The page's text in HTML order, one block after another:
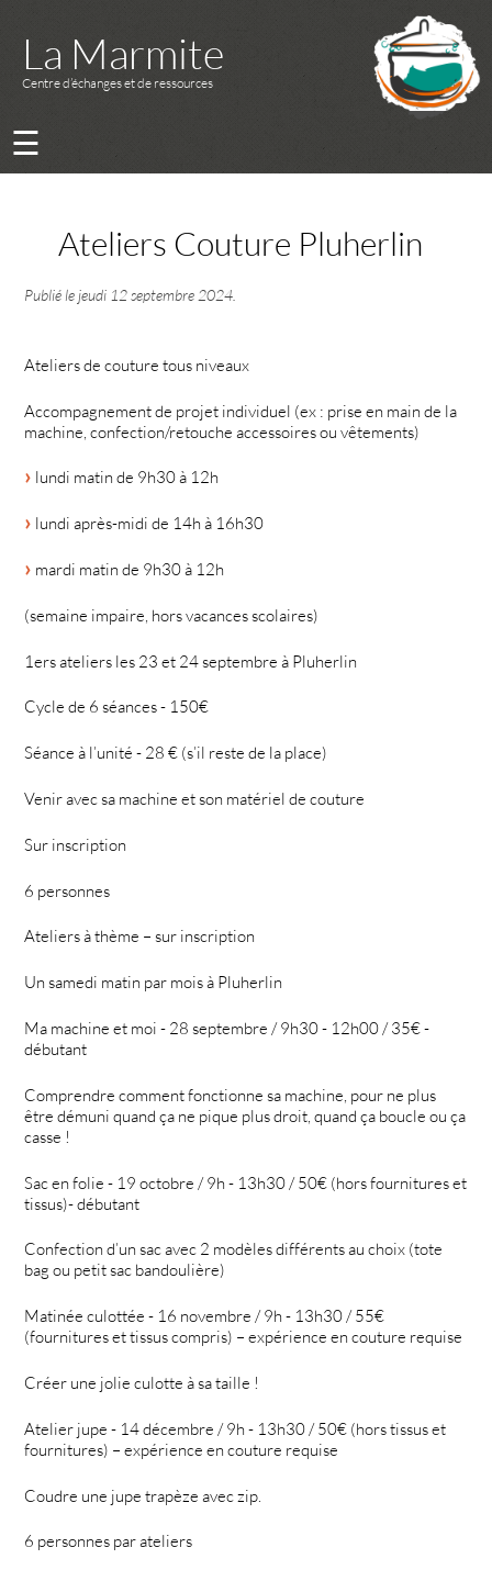
La Marmite
Centre d’échanges et de ressources
☰
Ateliers Couture Pluherlin
Publié le jeudi 12 septembre 2024
Ateliers de couture tous niveaux
Accompagnement de projet individuel (ex : prise en main de la
machine, confection/retouche accessoires ou vêtements)
lundi matin de 9h30 à 12h
lundi après-midi de 14h à 16h30
mardi matin de 9h30 à 12h
(semaine impaire, hors vacances scolaires)
1ers ateliers les 23 et 24 septembre à Pluherlin
Cycle de 6 séances - 150€
Séance à l’unité - 28 € (s’il reste de la place)
Venir avec sa machine et son matériel de couture
Sur inscription
6 personnes
Ateliers à thème – sur inscription
Un samedi matin par mois à Pluherlin
Ma machine et moi - 28 septembre / 9h30 - 12h00 / 35€ -
débutant
Comprendre comment fonctionne sa machine, pour ne plus
être démuni quand ça ne pique plus droit, quand ça boucle ou ça
casse !
Sac en folie - 19 octobre / 9h - 13h30 / 50€ (hors fournitures et
tissus)- débutant
Confection d’un sac avec 2 modèles différents au choix (tote
bag ou petit sac bandoulière)
Matinée culottée - 16 novembre / 9h - 13h30 / 55€
(fournitures et tissus compris) – expérience en couture requise
Créer une jolie culotte à sa taille !
Atelier jupe - 14 décembre / 9h - 13h30 / 50€ (hors tissus et
fournitures) – expérience en couture requise
Coudre une jupe trapèze avec zip.
6 personnes par ateliers